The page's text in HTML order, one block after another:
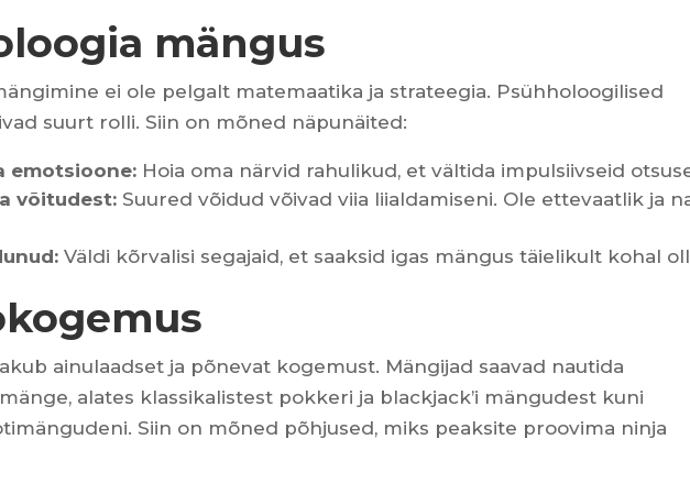
mängus
ei ole pelgalt matemaatika ja strateegia. Psühholoogilised
suurt rolli. Siin on mõned näpunäited:
emotsioone: Hoia oma närvid rahulikud, et vältida impulsiivseid
võitudest: Suured võidud võivad viia liialdamiseni. Ole ettevaatlik ja
Väldi kõrvalisi segajaid, et saaksid igas mängus täielikult kohal
ainulaadset ja põnevat kogemust. Mängijad saavad nautida
alates klassikalistest pokkeri ja blackjack’i mängudest kuni
Siin on mõned põhjused, miks peaksite proovima ninja